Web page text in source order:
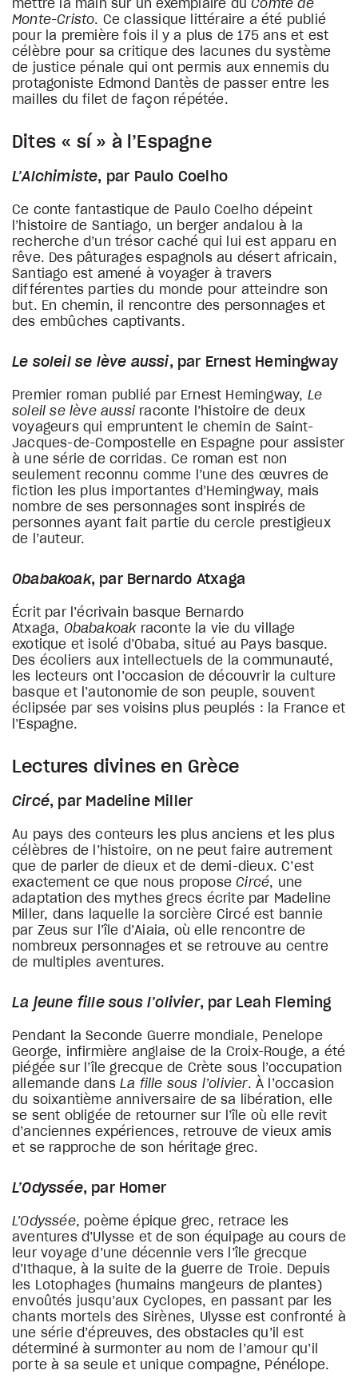
mettre la main sur un exemplaire duComte de
Monte-Cristo. Ce classique littéraire a été publié
pour la première fois il y a plus de 175 ans et est
célèbre pour sa critique des lacunes du système
de justice pénale qui ont permis aux ennemis du
protagoniste Edmond Dantès de passer entre les
mailles du filet de façon répétée.
Dites « sí » à l’Espagne
L’Alchimiste, par Paulo Coelho
Ce conte fantastique de Paulo Coelho dépeint
l’histoire de Santiago, un berger andalou à la
recherche d’un trésor caché qui lui est apparu en
rêve. Des pâturages espagnols au désert africain,
Santiago est amené à voyager à travers
différentes parties du monde pour atteindre son
but. En chemin, il rencontre des personnages et
des embûches captivants.
Le soleil se lève aussi, par Ernest Hemingway
Premier roman publié par Ernest Hemingway, Le
soleil se lève aussi raconte l’histoire de deux
voyageurs qui empruntent le chemin de Saint-
Jacques-de-Compostelle en Espagne pour assister
à une série de corridas. Ce roman est non
seulement reconnu comme l’une des œuvres de
fiction les plus importantes d’Hemingway, mais
nombre de ses personnages sont inspirés de
personnes ayant fait partie du cercle prestigieux
de l’auteur.
Obabakoak, par Bernardo Atxaga
Écrit par l’écrivain basque Bernardo
Atxaga, Obabakoak raconte la vie du village
exotique et isolé d’Obaba, situé au Pays basque.
Des écoliers aux intellectuels de la communauté,
les lecteurs ont l’occasion de découvrir la culture
basque et l’autonomie de son peuple, souvent
éclipsée par ses voisins plus peuplés : la France et
l’Espagne.
Lectures divines en Grèce
Circé, par Madeline Miller
Au pays des conteurs les plus anciens et les plus
célèbres de l’histoire, on ne peut faire autrement
que de parler de dieux et de demi-dieux. C’est
exactement ce que nous proposeCircé, une
adaptation des mythes grecs écrite par Madeline
Miller, dans laquelle la sorcière Circé est bannie
par Zeus sur l’île d’Aiaia, où elle rencontre de
nombreux personnages et se retrouve au centre
de multiples aventures.
La jeune fille sous l’olivier, par Leah Fleming
Pendant la Seconde Guerre mondiale, Penelope
George, infirmière anglaise de la Croix-Rouge, a été
piégée sur l’île grecque de Crète sous l’occupation
allemande dans La fille sous l’olivier. À l’occasion
du soixantième anniversaire de sa libération, elle
se sent obligée de retourner sur l’île où elle revit
d’anciennes expériences, retrouve de vieux amis
et se rapproche de son héritage grec.
L’Odyssée, par Homer
L’Odyssée, poème épique grec, retrace les
aventures d’Ulysse et de son équipage au cours de
leur voyage d’une décennie vers l’île grecque
d’Ithaque, à la suite de la guerre de Troie. Depuis
les Lotophages (humains mangeurs de plantes)
envoûtés jusqu’aux Cyclopes, en passant par les
chants mortels des Sirènes, Ulysse est confronté à
une série d’épreuves, des obstacles qu’il est
déterminé à surmonter au nom de l’amour qu’il
porte à sa seule et unique compagne, Pénélope.